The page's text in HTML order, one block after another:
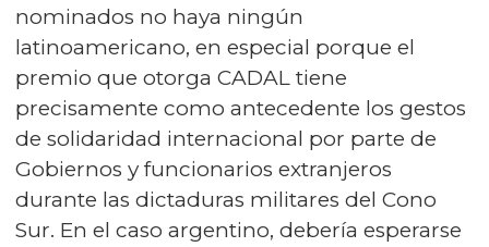
nominados no haya ningún
latinoamericano, en especial porque el
premio que otorga CADAL tiene
precisamente como antecedente los gestos
de solidaridad internacional por parte de
Gobiernos y funcionarios extranjeros
durante las dictaduras militares del Cono
Sur. En el caso argentino, debería esperarse